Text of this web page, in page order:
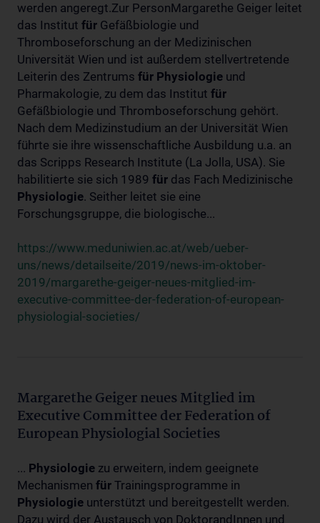
werden angeregt.Zur PersonMargarethe Geiger leitet
das Institut für Gefäßbiologie und
Thromboseforschung an der Medizinischen
Universität Wien und ist außerdem stellvertretende
Leiterin des Zentrums für Physiologie und
Pharmakologie, zu dem das Institut für
Gefäßbiologie und Thromboseforschung gehört.
Nach dem Medizinstudium an der Universität Wien
führte sie ihre wissenschaftliche Ausbildung u.a. an
das Scripps Research Institute (La Jolla, USA). Sie
habilitierte sie sich 1989 für das Fach Medizinische
Physiologie. Seither leitet sie eine
Forschungsgruppe, die biologische...
https://www.meduniwien.ac.at/web/ueber-
uns/news/detailseite/2019/news-im-oktober-
2019/margarethe-geiger-neues-mitglied-im-
executive-committee-der-federation-of-european-
physiologial-societies/
Margarethe Geiger neues Mitglied im
Executive Committee der Federation of
European Physiologial Societies
... Physiologie zu erweitern, indem geeignete
Mechanismen für Trainingsprogramme in
Physiologie unterstützt und bereitgestellt werden.
Dazu wird der Austausch von DoktorandInnen und